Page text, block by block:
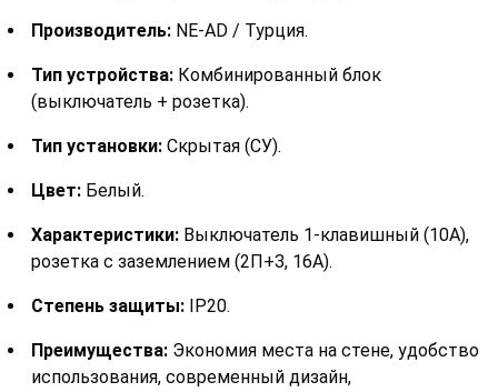
Производитель: NE-AD / Турция.
Тип устройства: Комбинированный блок
(выключатель + розетка).
Тип установки: Скрытая (СУ).
Цвет: Белый.
Характеристики: Выключатель 1-клавишный (10А),
розетка с заземлением (2П+З, 16А).
Степень защиты: IP20.
Преимущества: Экономия места на стене, удобство
использования, современный дизайн,